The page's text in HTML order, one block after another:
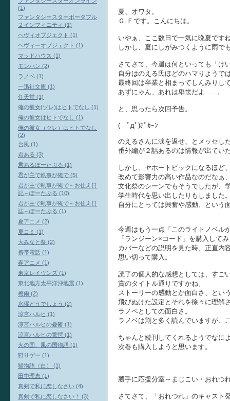
夏、オワタ。
Ｇ.Ｆです。こんにちは。
いやぁ、ここ数日で一気に晩夏です
しかし、夏にしがみつくように雨で
さてさて、今週は何といっても「け
自分はのえる氏ほどのハマりようで
最終回は卒業と相まってしんみりし
あずにゃん、あれは卑怯だよ......。
と、思ったら次回予告。
( ﾟдﾟ)ﾎﾟｶｰﾝ
のえるさんに涙を返せ、とメッセし
番外編が２話あるのは情報が出てい
しかし、ヤホートピックになるほど
改めて影響力の高い作品なのだなぁ
文化祭のシーンでもそうでしたが、
学生時代を思い出したりもしました
自分にとっては興奮や感動、という
今週はもう一点「このライトノベル
「ランジーン×コード」を購入して
カバーなどの説明を見た時、正直内
思い切って購入。
読了の個人的な感想としては、すご
賞のタイトル通りですかね。
ストーリーの感動とか面白さ、とい
飛びぬけた設定とそれを徐々に理解
ラノベとしての面白さ。
ラノベは割と多く読んでいますが、
ちゃんと続刊してくれるようでなに
次巻も購入しようと思います。
勝手に応援分室～まじこい・おれ
さてさて、「おれつれ」のキャスト
(1)
ファンタシースターポータブル
２インフィニティ (1)
ヘヴィオブジェクト (1)
ヘヴィーオブジェクト (1)
マッドハウス (1)
モンハン (2)
ラノベ (1)
一迅社文庫 (1)
任天堂 (1)
俺の彼女(ツレ)はヒトでなし (1)
俺の彼女はヒトでなし (1)
俺の彼女（ツレ）はヒトでなし
(2)
台風 (1)
君ある (3)
君あるぽーたぶる (1)
君が主で執事が俺で (5)
君が主で執事が俺で～お仕え日
記～ぽーたぶる (10)
君が主で執事が俺で～お仕え日
誌～ぽーたぶる (1)
夏アニメ (2)
夏コミ (1)
大みなと祭 (2)
携帯電話 (1)
春アニメ (1)
東京レイヴンズ (1)
東北地方太平洋沖地震 (1)
梅雨 (2)
水曜どうでしょう (2)
涼宮ハルヒ (1)
涼宮ハルヒの憂鬱 (1)
涼宮ハルヒの驚愕 (1)
火の国、風の国物語 (1)
狩りゲー (1)
猫物語（白） (1)
田中理恵 (1)
真剣で私に恋しなさい (4)
真剣で私に恋しなさい！ (3)